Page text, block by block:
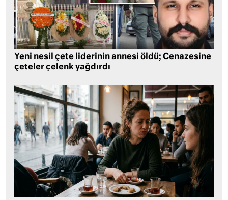
Yeni nesil çete liderinin annesi öldü; Cenazesine
çeteler çelenk yağdırdı